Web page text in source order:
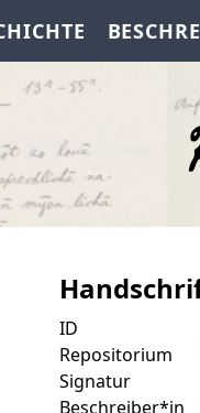
ID
Repositorium
Signatur
Beschreiber*in